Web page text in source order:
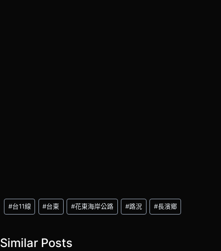
Post
Tags:
#台11線 #台東 #花東海岸公路 #路況 #長濱鄉
Similar Posts